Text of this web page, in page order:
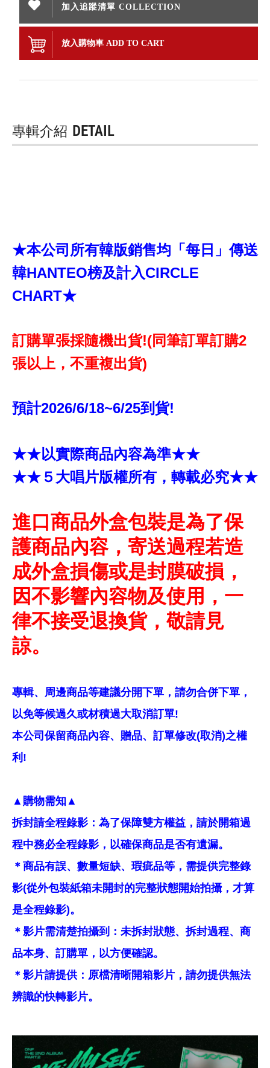
加入追蹤清單 COLLECTION
放入購物車 ADD TO CART
專輯介紹 DETAIL
★本公司所有韓版銷售均「每日」傳送
韓HANTEO榜及計入CIRCLE
CHART★
訂購單張採隨機出貨!(同筆訂單訂購2
張以上，不重複出貨)
預計2026/6/18~6/25到貨!
★★以實際商品內容為準★★
★★５大唱片版權所有，轉載必究★★
進口商品外盒包裝是為了保
護商品內容，寄送過程若造
成外盒損傷或是封膜破損，
因不影響內容物及使用，一
律不接受退換貨，敬請見
諒。
專輯、周邊商品等建議分開下單，請勿合併下單，
以免等候過久或材積過大取消訂單!
本公司保留商品內容、贈品、訂單修改(取消)之權
利!
▲購物需知▲
拆封請全程錄影：為了保障雙方權益，請於開箱過
程中務必全程錄影，以確保商品是否有遺漏。
＊商品有誤、數量短缺、瑕疵品等，需提供完整錄
影(從外包裝紙箱未開封的完整狀態開始拍攝，才算
是全程錄影)。
＊影片需清楚拍攝到：未拆封狀態、拆封過程、商
品本身、訂購單，以方便確認。
＊影片請提供：原檔清晰開箱影片，請勿提供無法
辨識的快轉影片。